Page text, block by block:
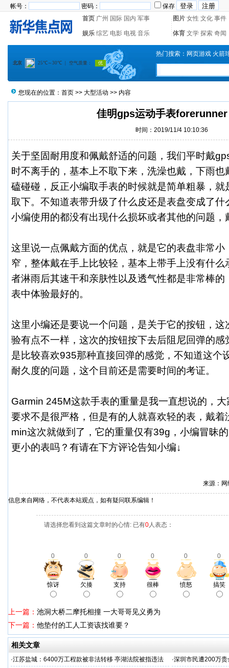
帐号： 密码：
保存
首页 广州 国际 国内 军事 图片 女性 文化 事件
娱乐 综艺 电影 电视 音乐 体育 文学 探索 奇闻
热门搜索： 网页游戏 火箭
您现在的位置： 首页 >> 大型活动 >> 内容
佳明gps运动手表forerunner
时间：2019/11/4 10:10:36
关于坚固耐用度和佩戴舒适的问题，我们平时戴
时不离手的，基本上不取下来，洗澡也戴，下雨
磕碰碰，反正小编取手表的时候就是简单粗暴，就
取下。不知道表带升级了什么皮还是表盘变成了什
小编使用的都没有出现什么损坏或者其他的问题，
这里说一点佩戴方面的优点，就是它的表盘非常小
窄，整体戴在手上比较轻，基本上带手上没有什
者淋雨后其速干和亲肤性以及透气性都是非常棒的
表中体验最好的。
这里小编还是要说一个问题，是关于它的按钮，
验有点不一样，这次的按钮按下去后阻尼回弹的感
是比较喜欢935那种直接回弹的感觉，不知道这个
耐久度的问题，这个目前还是需要时间的考证。
Garmin 245M这款手表的重量是我一直想说的，
要求不是很严格，但是有的人就喜欢轻的表，戴
min这次就做到了，它的重量仅有39g，小编冒昧
更小的表吗？有请在下方评论告知小编↓
来源：
信息来自网络，不代表本站观点，如有疑问联系编辑！
请选择您看到这篇文章时的心情: 已有0人表态：
0 0 0 0 0 0
惊讶 欠揍 支持 很棒 愤怒 搞笑
上一篇： 池洞大桥二摩托相撞 一大哥哥见义勇为
下一篇： 他垫付的工人工资该找谁要？
相关文章
·江苏盐城：6400万工程款被非法转移 亭湖法院被指违法
·深圳市民遭200万